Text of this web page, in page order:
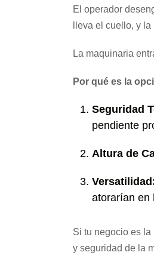
El operador
lleva el cuello, y
La maquinaria
Por qué es la
Seguridad
pendiente
Altura de
atorarían en
Si tu negocio es
y seguridad de la